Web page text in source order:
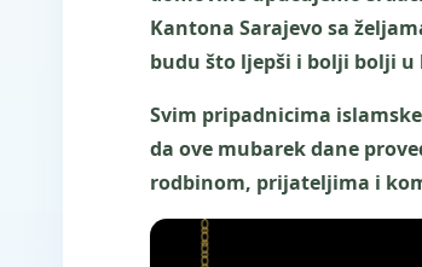
Kantona Sarajevo sa
budu što ljepši i bolji bolji
Svim pripadnicima
da ove mubarek dane
rodbinom, prijateljima i